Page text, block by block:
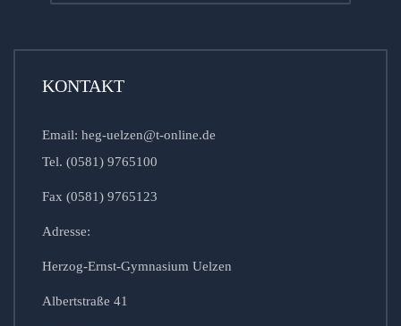
KONTAKT
Email: heg-uelzen@t-online.de
Tel. (0581) 9765100
Fax (0581) 9765123
Adresse:
Herzog-Ernst-Gymnasium Uelzen
Albertstraße 41